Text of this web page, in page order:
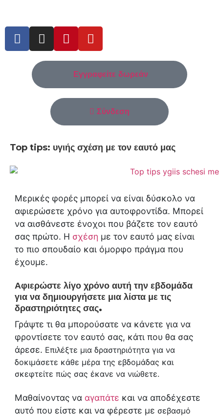
Εγγραφείτε δωρεάν
Σύνδεση
Top tips: υγιής σχέση με τον εαυτό μας
Μερικές φορές μπορεί να είναι δύσκολο να
αφιερώσετε χρόνο για αυτοφροντίδα. Μπορεί
να αισθάνεστε ένοχοι που βάζετε τον εαυτό
σας πρώτο. Η σχέση με τον εαυτό μας είναι
το πιο σπουδαίο και όμορφο πράγμα που
έχουμε.
Αφιερώστε λίγο χρόνο αυτή την εβδομάδα
για να δημιουργήσετε μια λίστα με τις
δραστηριότητες σας.
Γράψτε τι θα μπορούσατε να κάνετε για να
φροντίσετε τον εαυτό σας, κάτι που θα σας
άρεσε. Επιλέξτε μια δραστηριότητα για να
δοκιμάσετε κάθε μέρα της εβδομάδας και
σκεφτείτε πώς σας έκανε να νιώθετε.
Μαθαίνοντας να αγαπάτε και να αποδέχεστε
αυτό που είστε και να φέρεστε με σεβασμό